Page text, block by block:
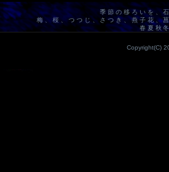
季節の移ろいを、
梅、桜、つつじ、さつき、燕子花、
春夏秋
Copyright(C)